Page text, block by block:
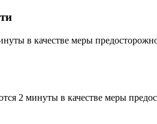
в качестве меры
2 минуты в качестве меры